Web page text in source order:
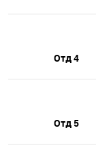
Отд 4
Отд 5